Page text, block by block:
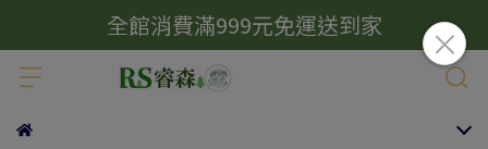
全館消費滿999元免運送到家